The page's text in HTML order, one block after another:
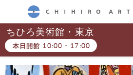
CHIHIRO ART MUSEUM
ちひろ美術館・東京
本日開館 10:00 - 17:00